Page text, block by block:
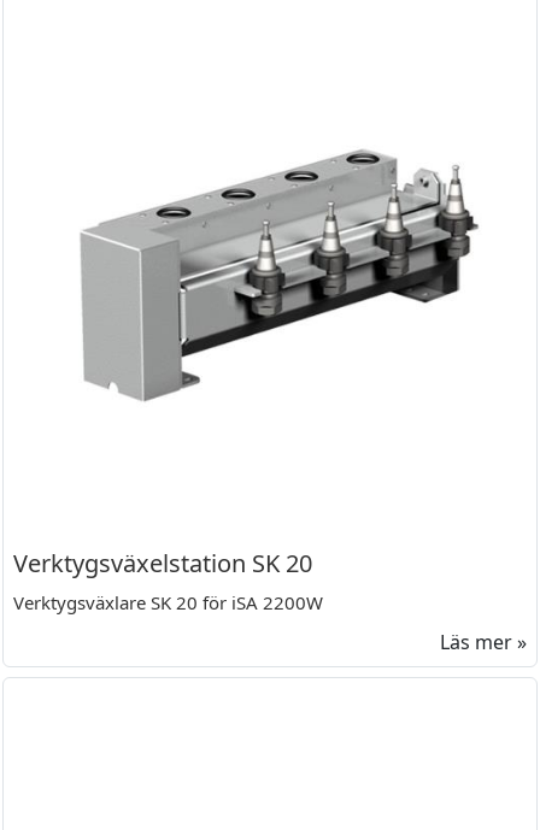
Verktygsväxelstation SK 20
Verktygsväxlare SK 20 för iSA 2200W
Läs mer »